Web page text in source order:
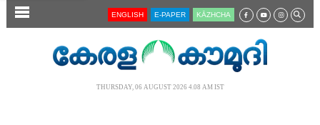
SECTIONS ENGLISH E-PAPER KĀZHCHA
THURSDAY, 06 AUGUST 2026 4.08 AM IST